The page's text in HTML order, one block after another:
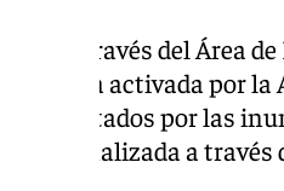
a través del Área
de ayuda activada por
los afectados por las
será canalizada a través